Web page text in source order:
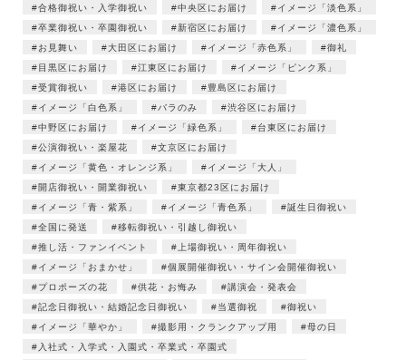
合格御祝い・入学御祝い
中央区にお届け
イメージ「淡色系」
卒業御祝い・卒園御祝い
新宿区にお届け
イメージ「濃色系」
お見舞い
大田区にお届け イメージ「赤色系」
御礼
目黒区にお届け
江東区にお届け
イメージ「ピンク系」
受賞御祝い
港区にお届け
豊島区にお届け
イメージ「白色系」
バラのみ
渋谷区にお届け
中野区にお届け
イメージ「緑色系」
台東区にお届け
公演御祝い・楽屋花
文京区にお届け
イメージ「黄色・オレンジ系」
イメージ「大人」
開店御祝い・開業御祝い
東京都23区にお届け
イメージ「青・紫系」
イメージ「青色系」
誕生日御祝い
全国に発送
移転御祝い・引越し御祝い
推し活・ファンイベント
上場御祝い・周年御祝い
イメージ「おまかせ」
個展開催御祝い・サイン会開催御祝い
プロポーズの花
供花・お悔み
講演会・発表会
記念日御祝い・結婚記念日御祝い
当選御祝
御祝い
イメージ「華やか」
撮影用・クランクアップ用
母の日
入社式・入学式・入園式・卒業式・卒園式